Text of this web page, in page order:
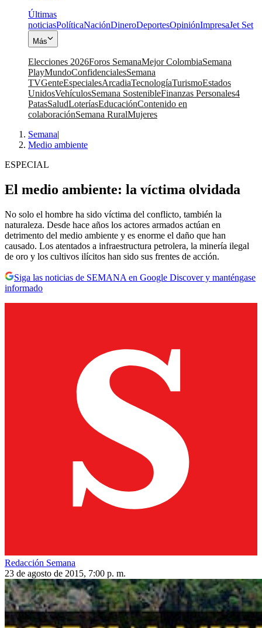
Últimas
noticiasPolíticaNaciónDineroDeportesOpiniónImpresaJet Set
Más
Elecciones 2026Foros SemanaMejor ColombiaSemana
PlayMundoConfidencialesSemana
TVGenteEspecialesArcadiaTecnologíaTurismoEstados
UnidosVehículosSemana SostenibleFinanzas Personales4
PatasSaludLoteríasEducaciónContenido en
colaboraciónSemana RuralMujeres
Semana|
Medio ambiente
ESPECIAL
El medio ambiente: la víctima olvidada
No solo el hombre ha sido víctima del conflicto, también la
naturaleza. Desde hace años los actores armados actúan en
detrimento del medio ambiente y es enorme el daño que han
causado. Los atentados a infraestructura petrolera, la minería ilegal
de oro y los cultivos ilícitos han sido sus frentes de acción.
Siga las noticias de SEMANA en Google Discover y manténgase
informado
Redacción Semana
23 de agosto de 2015, 7:00 p. m.